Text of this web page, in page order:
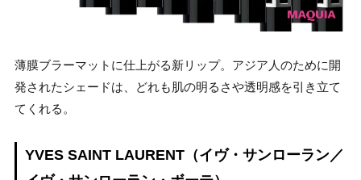
薄膜ブラーマットに仕上がる新リップ。アジア人のために開
発されたシェードは、どれも肌の明るさや透明感を引き立て
てくれる。
YVES SAINT LAURENT（イヴ・サンローラン／